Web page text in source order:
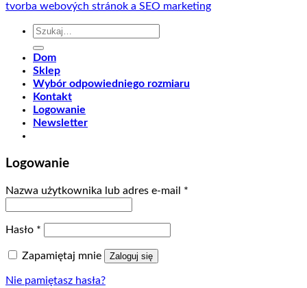
tvorba webových stránok a SEO marketing
Szukaj:
Dom
Sklep
Wybór odpowiedniego rozmiaru
Kontakt
Logowanie
Newsletter
Logowanie
Nazwa użytkownika lub adres e-mail *
Hasło *
Zapamiętaj mnie Zaloguj się
Nie pamiętasz hasła?